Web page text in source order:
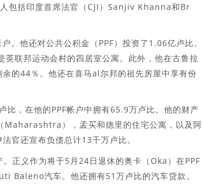
包括印度首席法官（CJI）Sanjiv Khanna和Br
他还对公共公积金（PPF）投资了1.06亿卢比。
联邦运动会村的四居室公寓。此外，他在古鲁拉
的44％。他还在喜马al尔邦的祖先房屋中享有份
比，在他的PPF帐户中拥有65.9万卢比。他的财产
Maharashtra），孟买和德里的住宅公寓，以及阿
官还宣布负债总计13千万卢比。
正义作为将于5月24日退休的奥卡（Oka）在PPF
Baleno汽车。他还拥有51万卢比的汽车贷款。